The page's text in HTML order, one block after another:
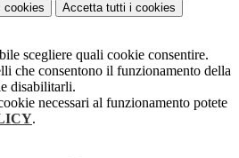
cookies Accetta tutti i cookies
scegliere quali cookie consentire.
che consentono il funzionamento della
disabilitarli.
necessari al funzionamento potete
.